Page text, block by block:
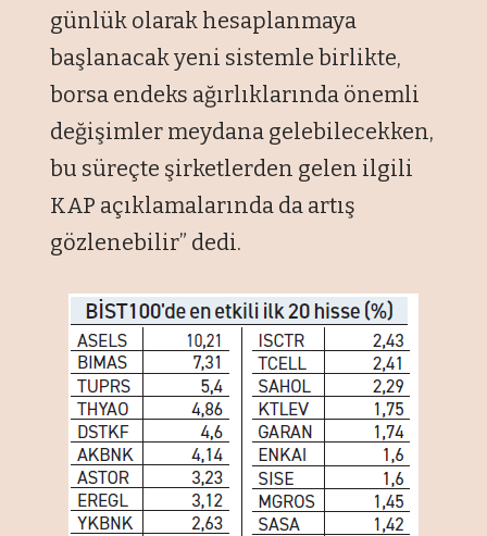
günlük olarak hesaplanmaya
başlanacak yeni sistemle birlikte,
borsa endeks ağırlıklarında önemli
değişimler meydana gelebilecekken,
bu süreçte şirketlerden gelen ilgili
KAP açıklamalarında da artış
gözlenebilir” dedi.